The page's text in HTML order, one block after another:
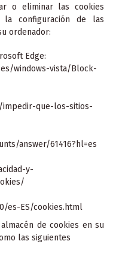
o eliminar las cookies
la configuración de las
ordenador:
Edge:
windows-vista/Block-
que-los-sitios-
answer/61416?hl=es
y-
es-ES/cookies.html
de cookies en su
las siguientes